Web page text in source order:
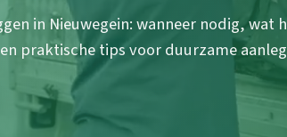
in Nieuwegein: wanneer nodig, wat
praktische tips voor duurzame